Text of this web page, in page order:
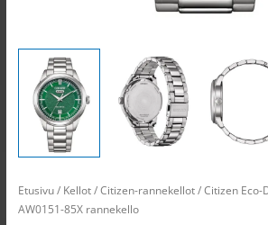
Etusivu/ Kellot/Citizen-rannekellot/ Citizen Eco-
AW0151-85X rannekello